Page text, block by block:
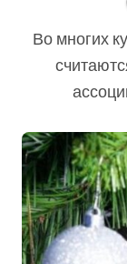
Во многих культурах и традициях, перья птиц